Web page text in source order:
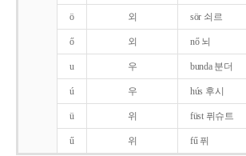
ö 외 sör 쇠르
ő 외 nő 뇌
u 우 bunda 분더
ú 우 hús 후시
ü 위 füst 퓌슈트
ű 위 fű 퓌